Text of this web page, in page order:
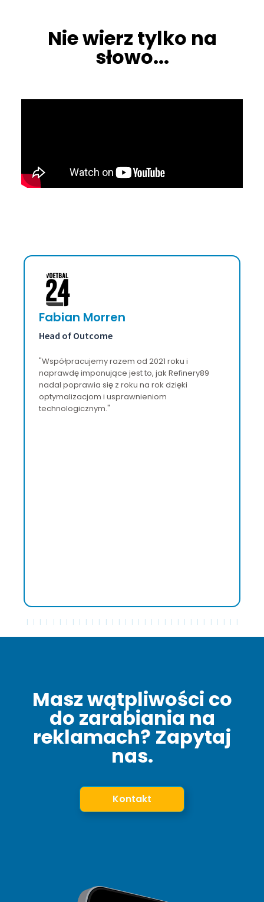
Nie wierz tylko na
słowo...
Davide Palmieri
Właściciel i założyciel
"Nasze doświadczenie z Refinery89 było bardzo
pozytywne. Oto najważniejsze punkty:
Doskonała obsługa klienta: Włoski
przedstawiciel, Francesco Molea, był niezwykle
profesjonalny, przyjazny, przejrzysty i uważny na
Masz wątpliwości co
do zarabiania na
reklamach? Zapytaj
nas.
Kontakt